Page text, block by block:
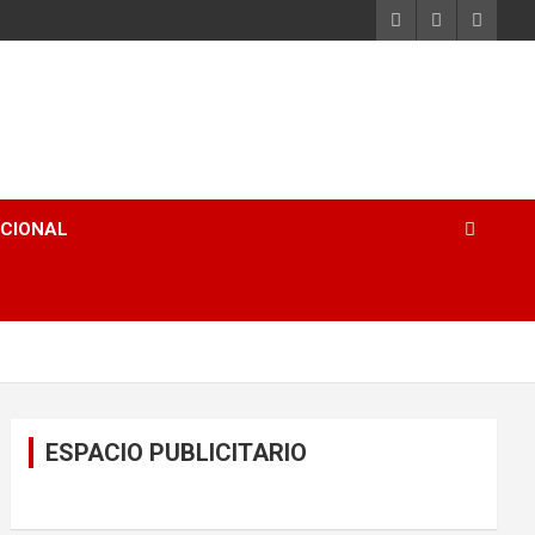
ESPACIO PUBLICITARIO